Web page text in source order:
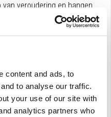
content and ads, to
to analyse our traffic.
your use of our site with
analytics partners who
veroudering en hangen
en sterfte.
veroudering,
en GrimAge. Dit
0,214 en 0,113
biologische